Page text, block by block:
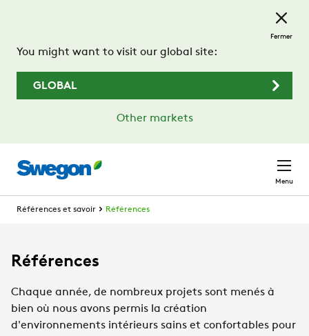
You might want to visit our global site:
GLOBAL
Other markets
Fermer
Menu
Références et savoir Références
Références
Chaque année, de nombreux projets sont menés à
bien où nous avons permis la création
d'environnements intérieurs sains et confortables pour